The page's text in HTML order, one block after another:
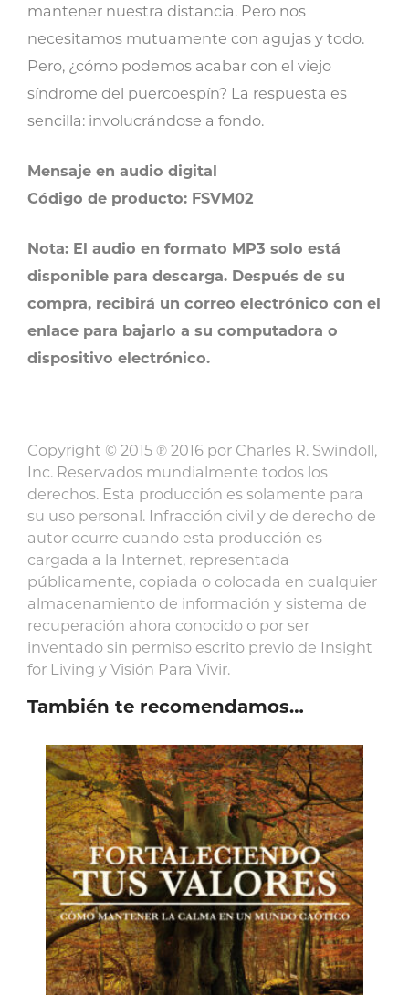
mantener nuestra distancia. Pero nos
necesitamos mutuamente con agujas y todo.
Pero, ¿cómo podemos acabar con el viejo
síndrome del puercoespín? La respuesta es
sencilla: involucrándose a fondo.
Mensaje en audio digital
Código de producto: FSVM02
Nota: El audio en formato MP3 solo está
disponible para descarga. Después de su
compra, recibirá un correo electrónico con el
enlace para bajarlo a su computadora o
dispositivo electrónico.
Copyright © 2015 ℗ 2016 por Charles R. Swindoll,
Inc. Reservados mundialmente todos los
derechos. Esta producción es solamente para
su uso personal. Infracción civil y de derecho de
autor ocurre cuando esta producción es
cargada a la Internet, representada
públicamente, copiada o colocada en cualquier
almacenamiento de información y sistema de
recuperación ahora conocido o por ser
inventado sin permiso escrito previo de Insight
for Living y Visión Para Vivir.
También te recomendamos…